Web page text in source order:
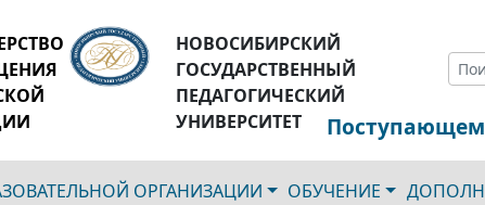
НОВОСИБИРСКИЙ
ГОСУДАРСТВЕННЫЙ
ПЕДАГОГИЧЕСКИЙ
УНИВЕРСИТЕТ
ОРГАНИЗАЦИИ ОБУЧЕНИЕ